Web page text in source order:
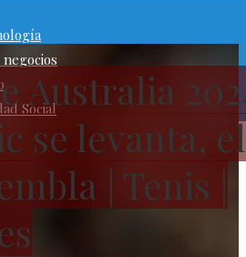
Social
Australia
se levanta, el
| Tenis |